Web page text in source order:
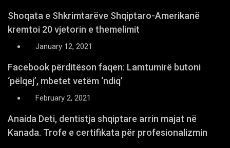
Shoqata e Shkrimtarëve Shqiptaro-Amerikanë
kremtoi 20 vjetorin e themelimit
January 12, 2021
Facebook përditëson faqen: Lamtumirë butoni
‘pëlqej’, mbetet vetëm ‘ndiq’
February 2, 2021
Anaida Deti, dentistja shqiptare arrin majat në
Kanada. Trofe e certifikata për profesionalizmin